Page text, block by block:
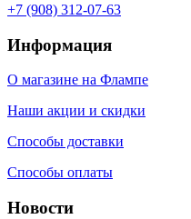
+7 (908) 312-07-63
Информация
О магазине на Флампе
Наши акции и скидки
Способы доставки
Способы оплаты
Новости